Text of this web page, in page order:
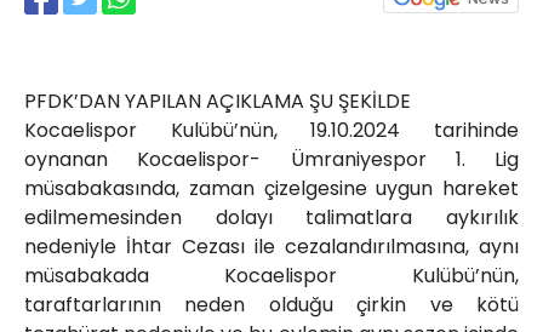
PFDK’DAN YAPILAN AÇIKLAMA ŞU ŞEKİLDE
Kocaelispor Kulübü’nün, 19.10.2024 tarihinde
oynanan Kocaelispor- Ümraniyespor 1. Lig
müsabakasında, zaman çizelgesine uygun hareket
edilmemesinden dolayı talimatlara aykırılık
nedeniyle İhtar Cezası ile cezalandırılmasına, aynı
müsabakada Kocaelispor Kulübü’nün,
taraftarlarının neden olduğu çirkin ve kötü